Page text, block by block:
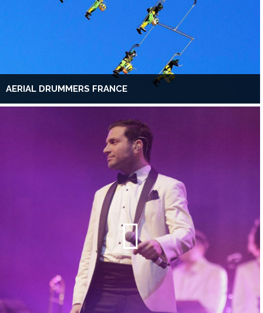
AERIAL DRUMMERS FRANCE